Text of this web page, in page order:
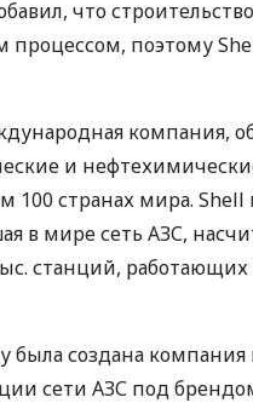
что
процессом, поэтому
компания,
и
100 странах мира.
в мире сеть АЗС,
станций,
была создана компания
сети АЗС под